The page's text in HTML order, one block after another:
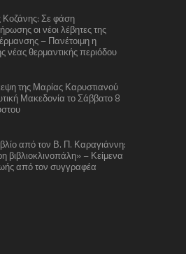
Κοζάνης: Σε φάση
οι νέοι λέβητες της
– Πανέτοιμη η
νέας θερμαντικής περιόδου
της Μαρίας Καρυστιανού
Μακεδονία το Σάββατο 8
από τον Β. Π. Καραγιάννη:
βιβλιοκλινοπάλη» – Κείμενα
από τον συγγραφέα